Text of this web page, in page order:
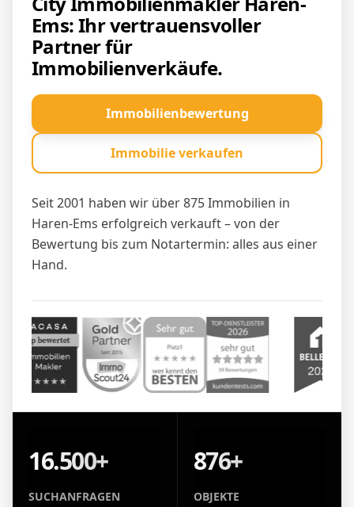
Ems: Ihr vertrauensvoller
Partner für
Immobilienverkäufe.
Seit 2001 haben wir über 875 Immobilien in
Haren-Ems erfolgreich verkauft – von der
Bewertung bis zum Notartermin: alles aus einer
Hand.
Immobilienbewertung
Immobilie verkaufen
16.500+
SUCHANFRAGEN
876+
OBJEKTE